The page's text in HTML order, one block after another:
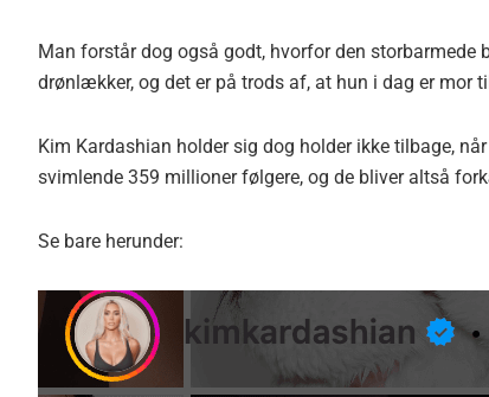
Man forstår dog også godt, hvorfor den
drønlækker, og det er på trods af, at hun i dag er mor
Kim Kardashian holder sig dog holder ikke tilbage,
svimlende 359 millioner følgere, og de bliver altså
Se bare herunder: